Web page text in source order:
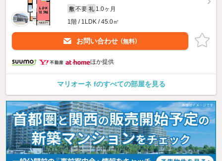
敷 不要 礼 1.0ヶ月
1階 / 1LDK / 45.0㎡
お問い合わせ （無料）
ほか提供
マリオーネ fのすべての部屋を見る